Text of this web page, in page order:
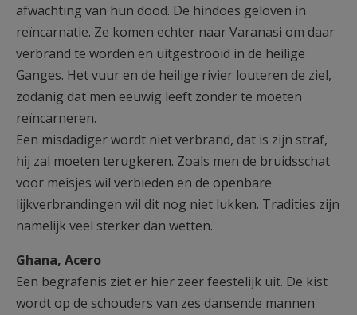
afwachting van hun dood. De hindoes geloven in
reïncarnatie. Ze komen echter naar Varanasi om daar
verbrand te worden en uitgestrooid in de heilige
Ganges. Het vuur en de heilige rivier louteren de ziel,
zodanig dat men eeuwig leeft zonder te moeten
reïncarneren.
Een misdadiger wordt niet verbrand, dat is zijn straf,
hij zal moeten terugkeren. Zoals men de bruidsschat
voor meisjes wil verbieden en de openbare
lijkverbrandingen wil dit nog niet lukken. Tradities zijn
namelijk veel sterker dan wetten.
Ghana, Acero
Een begrafenis ziet er hier zeer feestelijk uit. De kist
wordt op de schouders van zes dansende mannen